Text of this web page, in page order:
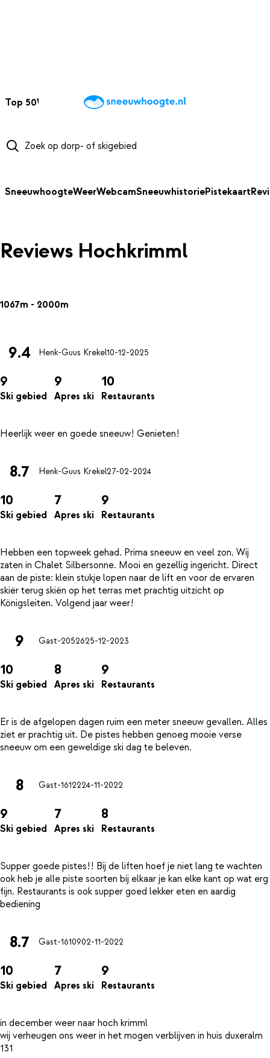
Top 50Webcams WintersportweerKaarten
SneeuwhoogteWeerWebcamSneeuwhistoriePistekaart
Reviews Hochkrimml
1067m - 2000m
9.4 Henk-Guus Krekel10-12-2025
9
Ski gebied
9
Apres ski
10
Restaurants
8.7 Henk-Guus Krekel27-02-2024
10
Ski gebied
7
Apres ski
9
Restaurants
Hebben een topweek gehad. Prima sneeuw en veel zon. Wij
zaten in Chalet Silbersonne. Mooi en gezellig ingericht. Direct
aan de piste: klein stukje lopen naar de lift en voor de ervaren
skiër terug skiën op het terras met prachtig uitzicht op
9 Gast-2052625-12-2023
10
Ski gebied
8
Apres ski
9
Restaurants
Er is de afgelopen dagen ruim een meter sneeuw gevallen. Alles
ziet er prachtig uit. De pistes hebben genoeg mooie verse
8 Gast-1612224-11-2022
9
Ski gebied
7
Apres ski
8
Restaurants
Supper goede pistes!! Bij de liften hoef je niet lang te wachten
ook heb je alle piste soorten bij elkaar je kan elke kant op wat erg
fijn. Restaurants is ook supper goed lekker eten en aardig
8.7 Gast-1610902-11-2022
10
Ski gebied
7
Apres ski
9
Restaurants
in december weer naar hoch krimml
wij verheugen ons weer in het mogen verblijven in huis duxeralm
131